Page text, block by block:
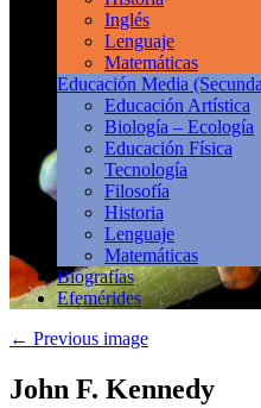
Inglés
Lenguaje
Matemáticas
Educación Media
Educación Artística
Biología – Ecología
Educación Física
Tecnología
Filosofía
Historia
Lenguaje
Matemáticas
Biografías
Efemérides
← Previous image
John F. Kennedy